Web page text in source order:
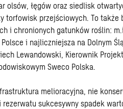
olsów, łęgów oraz siedlisk
torfowisk przejściowych. To
i chronionych gatunków roślin:
i najliczniejsza na Dolnym
Lewandowski, Kierownik
Sweco Polska.
melioracyjna, nie
sukcesywny spadek